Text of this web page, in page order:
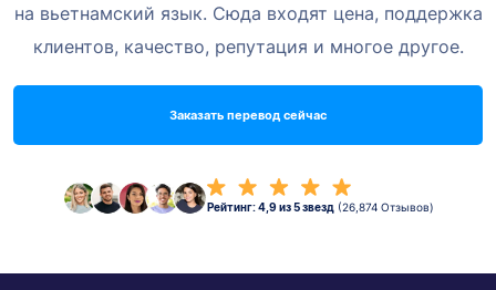
на вьетнамский язык. Сюда входят цена, поддержка
клиентов, качество, репутация и многое другое.
Заказать перевод сейчас
Рейтинг: 4,9 из 5 звезд (26,874 Отзывов)